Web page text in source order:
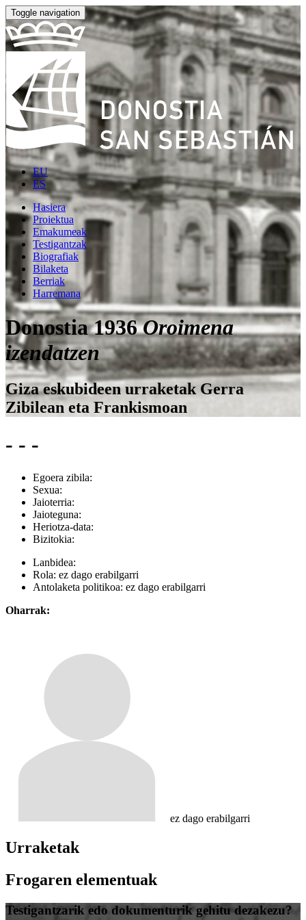
Toggle navigation
EU
ES
Hasiera
Proiektua
Emakumeak
Testigantzak
Biografiak
Bilaketa
Berriak
Harremana
Donostia 1936Oroimena
izendatzen
Giza eskubideen urraketak Gerra
Zibilean eta Frankismoan
- - -
Egoera zibila:
Sexua:
Jaioterria:
Jaioteguna:
Heriotza-data:
Bizitokia:
Lanbidea:
Rola: ez dago erabilgarri
Antolaketa politikoa: ez dago erabilgarri
Oharrak:
ez dago erabilgarri
Urraketak
Frogaren elementuak
Testigantzarik edo dokumenturik gehitu dezakezu?